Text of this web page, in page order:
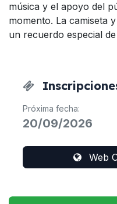
música y el apoyo del
momento. La camiseta
un recuerdo especial
Próxima fecha:
20/09/2026
Web